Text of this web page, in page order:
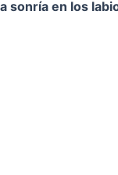
sonría en los